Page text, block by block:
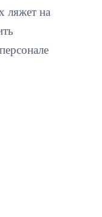
ляжет на